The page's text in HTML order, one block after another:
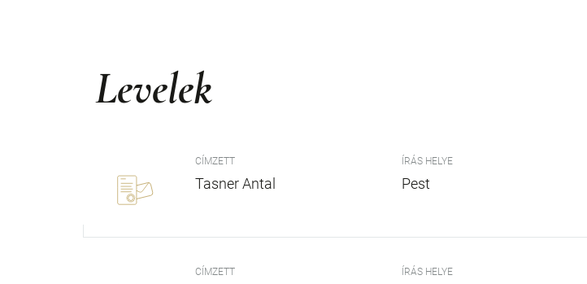
Levelek
CÍMZETT
Tasner Antal
ÍRÁS HELYE
Pest
CÍMZETT ÍRÁS HELYE